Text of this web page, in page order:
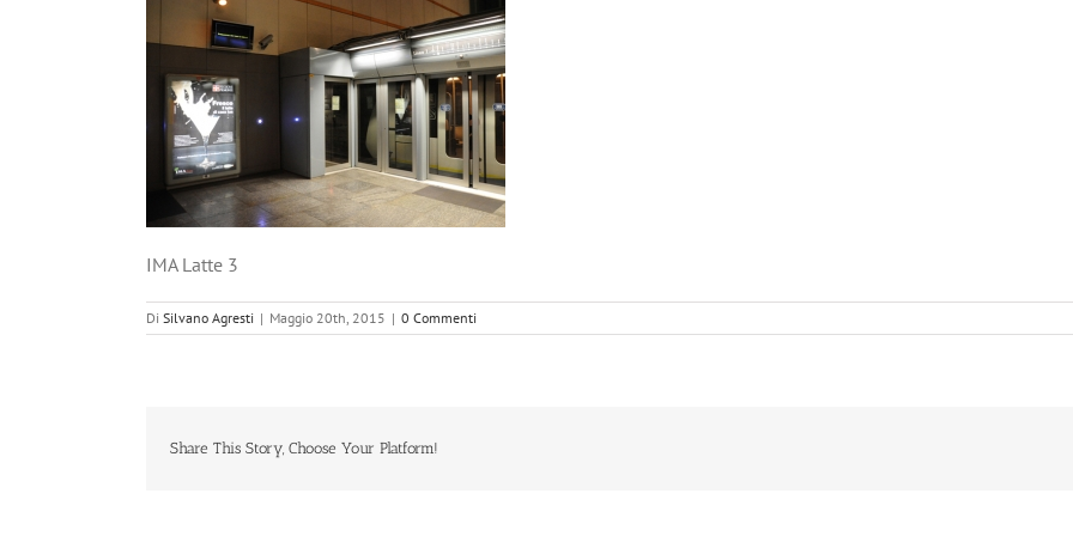
IMA Latte 3
Di Silvano Agresti | Maggio 20th, 2015 | 0 Commenti
Share This Story, Choose Your Platform!